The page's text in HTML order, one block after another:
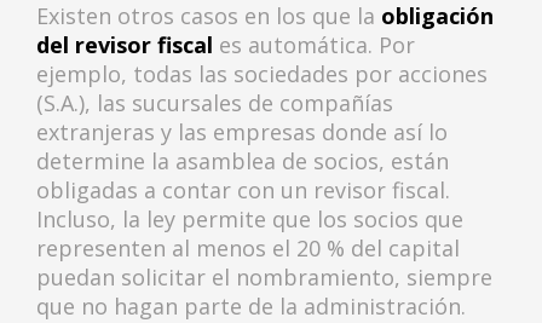
Existen otros casos en los que la obligación
del revisor fiscal es automática. Por
ejemplo, todas las sociedades por acciones
(S.A.), las sucursales de compañías
extranjeras y las empresas donde así lo
determine la asamblea de socios, están
obligadas a contar con un revisor fiscal.
Incluso, la ley permite que los socios que
representen al menos el 20 % del capital
puedan solicitar el nombramiento, siempre
que no hagan parte de la administración.